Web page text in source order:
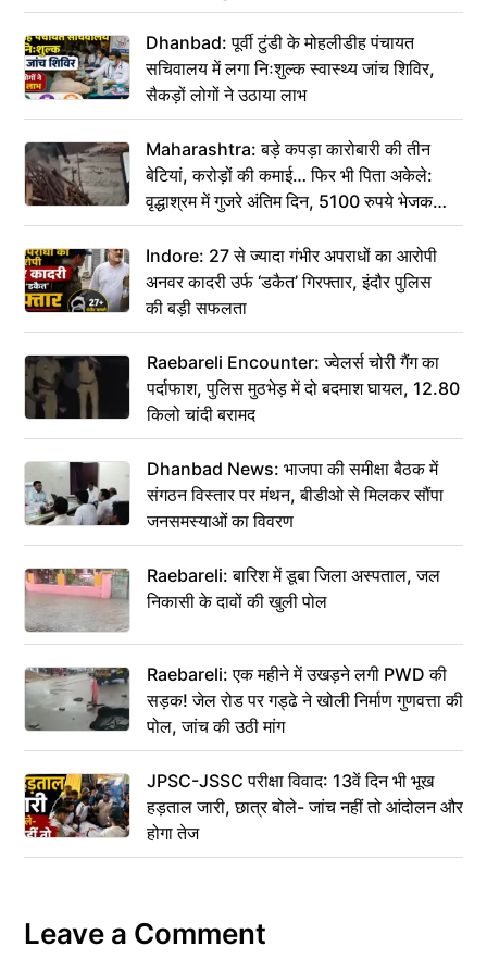
Dhanbad: पूर्वी टुंडी के मोहलीडीह पंचायत
सचिवालय में लगा निःशुल्क स्वास्थ्य जांच शिविर,
सैकड़ों लोगों ने उठाया लाभ
Maharashtra: बड़े कपड़ा कारोबारी की तीन
बेटियां, करोड़ों की कमाई… फिर भी पिता अकेले:
वृद्धाश्रम में गुजरे अंतिम दिन, 5100 रुपये भेजकर
कहा– अंतिम संस्कार कर दीजिए हम नहीं आ पाएंगे
Indore: 27 से ज्यादा गंभीर अपराधों का आरोपी
अनवर कादरी उर्फ ‘डकैत’ गिरफ्तार, इंदौर पुलिस
की बड़ी सफलता
Raebareli Encounter: ज्वेलर्स चोरी गैंग का
पर्दाफाश, पुलिस मुठभेड़ में दो बदमाश घायल, 12.80
किलो चांदी बरामद
Dhanbad News: भाजपा की समीक्षा बैठक में
संगठन विस्तार पर मंथन, बीडीओ से मिलकर सौंपा
जनसमस्याओं का विवरण
Raebareli: बारिश में डूबा जिला अस्पताल, जल
निकासी के दावों की खुली पोल
Raebareli: एक महीने में उखड़ने लगी PWD की
सड़क! जेल रोड पर गड्ढे ने खोली निर्माण गुणवत्ता की
पोल, जांच की उठी मांग
JPSC-JSSC परीक्षा विवाद: 13वें दिन भी भूख
हड़ताल जारी, छात्र बोले- जांच नहीं तो आंदोलन और
होगा तेज
Leave a Comment